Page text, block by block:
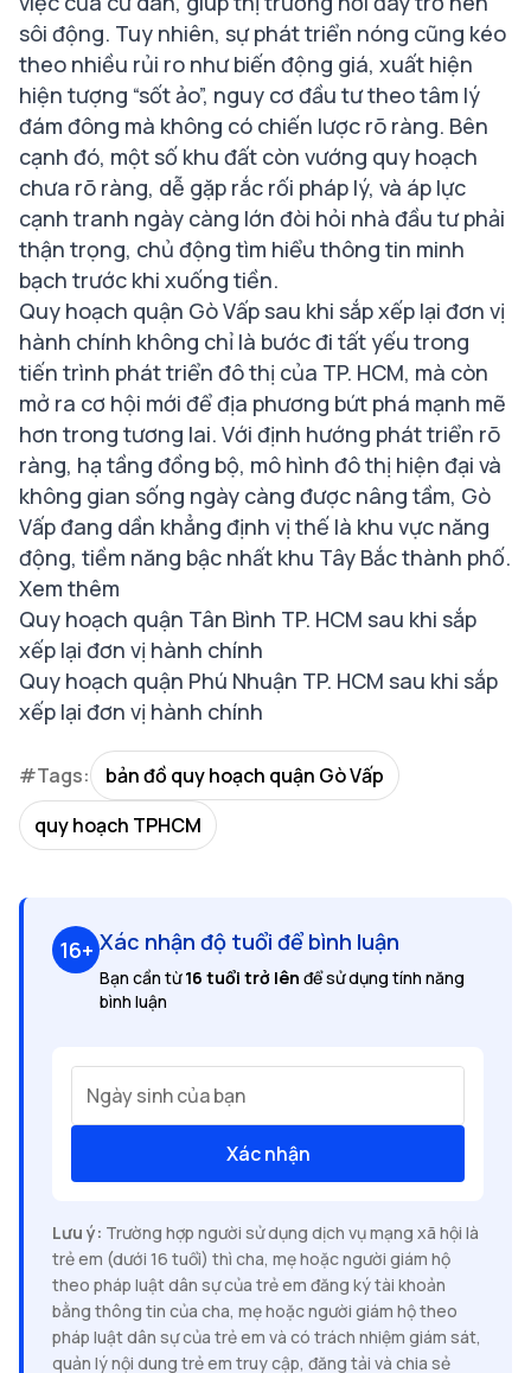
sôi động. Tuy nhiên, sự phát triển nóng cũng kéo
theo nhiều rủi ro như biến động giá, xuất hiện
hiện tượng “sốt ảo”, nguy cơ đầu tư theo tâm lý
đám đông mà không có chiến lược rõ ràng. Bên
cạnh đó, một số khu đất còn vướng quy hoạch
chưa rõ ràng, dễ gặp rắc rối pháp lý, và áp lực
cạnh tranh ngày càng lớn đòi hỏi nhà đầu tư phải
thận trọng, chủ động tìm hiểu thông tin minh
bạch trước khi xuống tiền.
Quy hoạch quận Gò Vấp sau khi sắp xếp lại đơn vị
hành chính không chỉ là bước đi tất yếu trong
tiến trình phát triển đô thị của TP. HCM, mà còn
mở ra cơ hội mới để địa phương bứt phá mạnh mẽ
hơn trong tương lai. Với định hướng phát triển rõ
ràng, hạ tầng đồng bộ, mô hình đô thị hiện đại và
không gian sống ngày càng được nâng tầm, Gò
Vấp đang dần khẳng định vị thế là khu vực năng
động, tiềm năng bậc nhất khu Tây Bắc thành phố.
Xem thêm
Quy hoạch quận Tân Bình TP. HCM sau khi sắp
xếp lại đơn vị hành chính
Quy hoạch quận Phú Nhuận TP. HCM sau khi sắp
xếp lại đơn vị hành chính
#Tags:
bản đồ quy hoạch quận Gò Vấp
quy hoạch TPHCM
16+ Xác nhận độ tuổi để bình luận
Bạn cần từ16 tuổi trở lên để sử dụng tính năng
bình luận
Ngày sinh của bạn
Xác nhận
Lưu ý: Trường hợp người sử dụng dịch vụ mạng xã hội là
trẻ em (dưới 16 tuổi) thì cha, mẹ hoặc người giám hộ
theo pháp luật dân sự của trẻ em đăng ký tài khoản
bằng thông tin của cha, mẹ hoặc người giám hộ theo
pháp luật dân sự của trẻ em và có trách nhiệm giám sát,
quản lý nội dung trẻ em truy cập, đăng tải và chia sẻ